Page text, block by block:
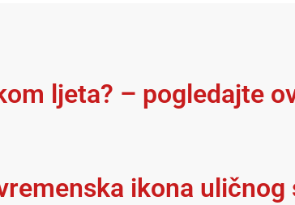
ljeta? – pogledajte
ikona uličnog